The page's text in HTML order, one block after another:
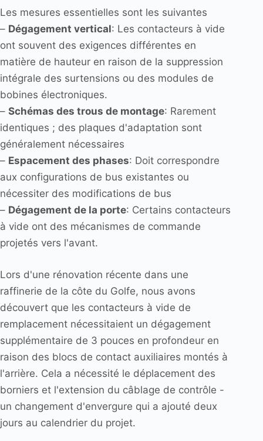
Les mesures essentielles sont les suivantes
– Dégagement vertical: Les contacteurs à vide
ont souvent des exigences différentes en
matière de hauteur en raison de la suppression
intégrale des surtensions ou des modules de
bobines électroniques.
– Schémas des trous de montage: Rarement
identiques ; des plaques d'adaptation sont
généralement nécessaires
– Espacement des phases: Doit correspondre
aux configurations de bus existantes ou
nécessiter des modifications de bus
– Dégagement de la porte: Certains contacteurs
à vide ont des mécanismes de commande
projetés vers l'avant.
Lors d'une rénovation récente dans une
raffinerie de la côte du Golfe, nous avons
découvert que les contacteurs à vide de
remplacement nécessitaient un dégagement
supplémentaire de 3 pouces en profondeur en
raison des blocs de contact auxiliaires montés à
l'arrière. Cela a nécessité le déplacement des
borniers et l'extension du câblage de contrôle -
un changement d'envergure qui a ajouté deux
jours au calendrier du projet.